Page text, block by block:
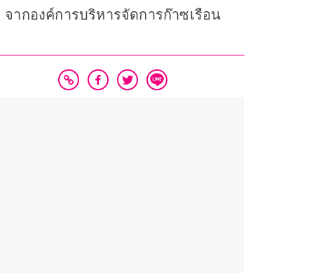
ากองค์การบริหารจัดการก๊าซเรือน